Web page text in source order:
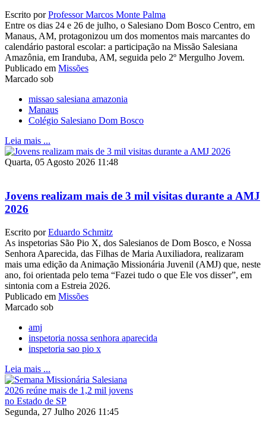
Escrito porProfessor Marcos Monte Palma
Entre os dias 24 e 26 de julho, o Salesiano Dom Bosco Centro, em
Manaus, AM, protagonizou um dos momentos mais marcantes do
calendário pastoral escolar: a participação na Missão Salesiana
Amazônia, em Iranduba, AM, seguida pelo 2º Mergulho Jovem.
Publicado em Missões
Marcado sob
missao salesiana amazonia
Manaus
Colégio Salesiano Dom Bosco
Leia mais ...
Quarta, 05 Agosto 2026 11:48
Jovens realizam mais de 3 mil visitas durante a AMJ
2026
Escrito porEduardo Schmitz
As inspetorias São Pio X, dos Salesianos de Dom Bosco, e Nossa
Senhora Aparecida, das Filhas de Maria Auxiliadora, realizaram
mais uma edição da Animação Missionária Juvenil (AMJ) que, neste
ano, foi orientada pelo tema “Fazei tudo o que Ele vos disser”, em
sintonia com a Estreia 2026.
Publicado em Missões
Marcado sob
amj
inspetoria nossa senhora aparecida
inspetoria sao pio x
Leia mais ...
Segunda, 27 Julho 2026 11:45